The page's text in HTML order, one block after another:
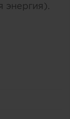
энергия).